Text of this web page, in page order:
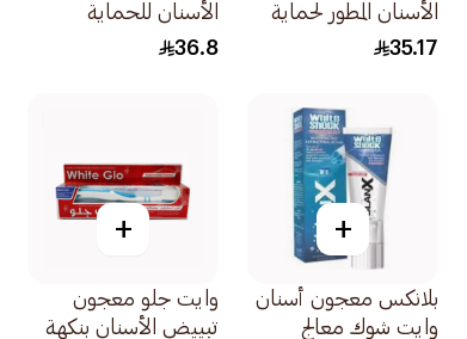
الأسنان المطور لحماية
المينا وتبييض إضافي
35.17
الأسنان للحماية
الكاملة 75مل
36.8
+
بلانكس معجون أسنان
وايت شوك معالج
+
وايت جلو معجون
تبييض الأسنان بنكهة